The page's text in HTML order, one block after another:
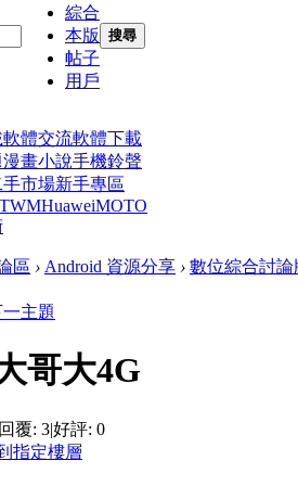
綜合
本版
帖子
用戶
搜尋
軟體交流軟體下載
漫畫小說手機鈴聲
手市場新手專區
TWMHuaweiMOTO
區 › Android 資源分享 › 數位綜合討論
哥大4G
回覆: 3|好評: 0